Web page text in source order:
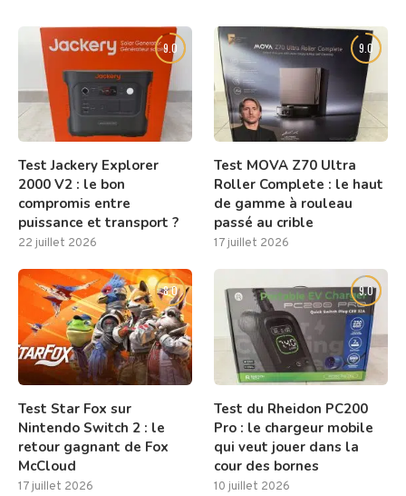
9.0
Test Jackery Explorer
2000 V2 : le bon
compromis entre
puissance et transport ?
22 juillet 2026
9.0
Test MOVA Z70 Ultra
Roller Complete : le haut
de gamme à rouleau
passé au crible
17 juillet 2026
8.0
Test Star Fox sur
Nintendo Switch 2 : le
retour gagnant de Fox
McCloud
17 juillet 2026
9.0
Test du Rheidon PC200
Pro : le chargeur mobile
qui veut jouer dans la
cour des bornes
10 juillet 2026